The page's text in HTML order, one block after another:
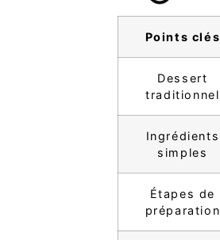
Points clés
Dessert
traditionnel
Ingrédients
simples
Étapes de
préparation